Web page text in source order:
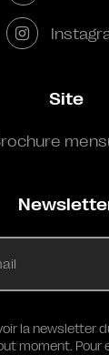
Site
RGPD
la newsletter
moment. Pour